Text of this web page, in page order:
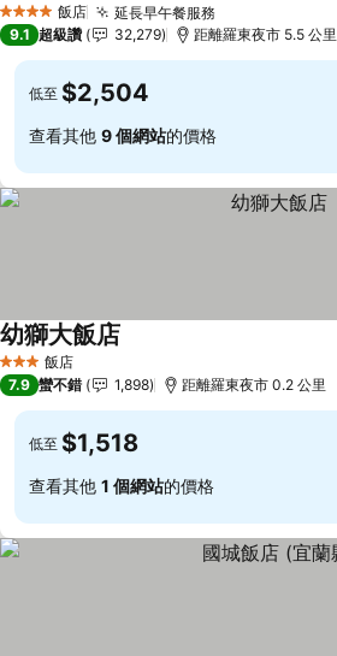
4 星級 飯店 延長早午餐服務
9.1 超級讚 32,279 距離羅東夜市 5.5 公里
低至 $2,504
查看其他 9 個網站的價格
3 星級 飯店
幼獅大飯店
7.9 蠻不錯 1,898 距離羅東夜市 0.2 公里
低至 $1,518
查看其他 1 個網站的價格